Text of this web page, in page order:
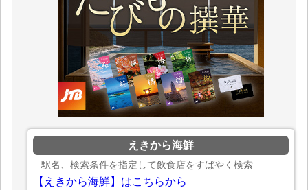
えきから海鮮
駅名、検索条件を指定して飲食店をすばやく検索
【えきから海鮮】はこちらから